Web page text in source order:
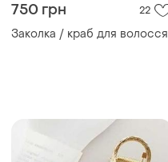
750 грн 22
Заколка / краб для волосся